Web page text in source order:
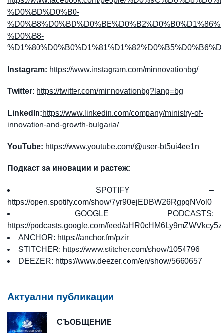
%D0%BD%D0%B0-
%D0%B8-
Instagram: https://www.instagram.com/minnovationbg/
Twitter: https://twitter.com/minnovationbg?lang=bg
LinkedIn:https://www.linkedin.com/company/ministry-of-
innovation-and-growth-bulgaria/
YouTube: https://www.youtube.com/@user-bt5ui4ee1n
Подкаст за иновации и растеж:
SPOTIFY –
https://open.spotify.com/show/7yr90ejEDBW26RgpqNVol0
GOOGLE PODCASTS:
https://podcasts.google.com/feed/
ANCHOR: https://anchor.fm/pzir
STITCHER: https://www.stitcher.com/show/1054796
DEEZER: https://www.deezer.com/en/show/5660657
Актуални публикации
СЪОБЩЕНИЕ